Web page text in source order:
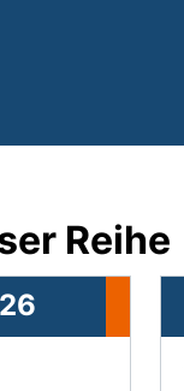
Reihe
2026 .